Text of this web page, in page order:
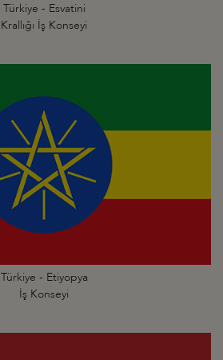
Türkiye - Esvatini
Krallığı İş Konseyi
Türkiye - Etiyopya
İş Konseyi